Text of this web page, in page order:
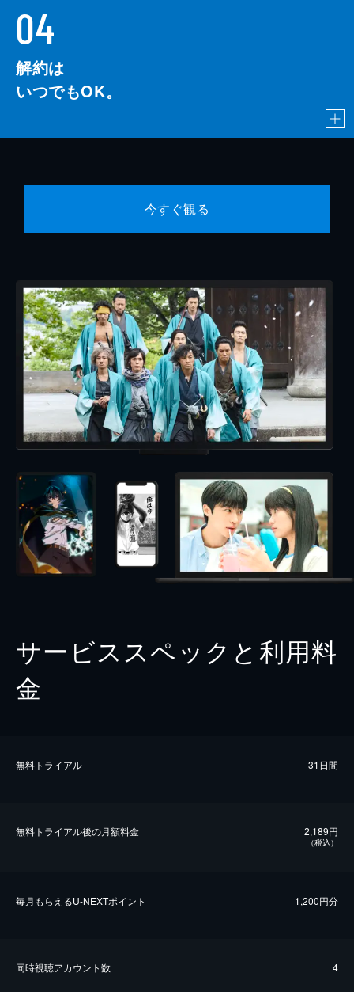
04
解約は
いつでもOK。
今すぐ観る
サービススペックと利用料
金
無料トライアル 31日間
無料トライアル後の⽉額料金 2,189円
（税込）
毎⽉もらえるU-NEXTポイント 1,200円分
同時視聴アカウント数 4